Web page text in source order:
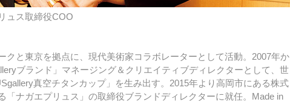
ュス取締役COO
クと東京を拠点に、現代美術家コラボレーターとして活動。2007年か
ブランド」マネージング＆クリエイティブディレクターとして、世
真空チタンカップ」を生み出す。2015年より高岡市にある株式
「ナガエプリュス」の取締役ブランドディレクターに就任。Made in